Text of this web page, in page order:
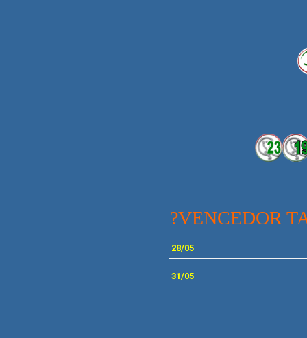
?VENCEDOR
28/05
31/05